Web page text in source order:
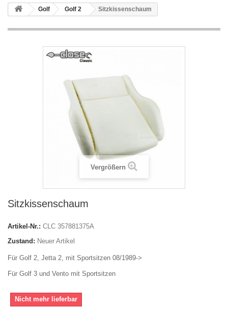
Golf Golf 2 Sitzkissenschaum
Vergrößern
Sitzkissenschaum
Artikel-Nr.: CLC 357881375A
Zustand: Neuer Artikel
Für Golf 2, Jetta 2, mit Sportsitzen 08/1989->
Für Golf 3 und Vento mit Sportsitzen
Nicht mehr lieferbar